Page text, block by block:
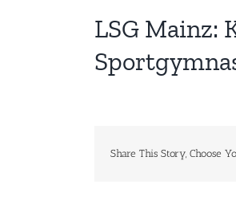
LSG Mainz:
Share This Story, Choose